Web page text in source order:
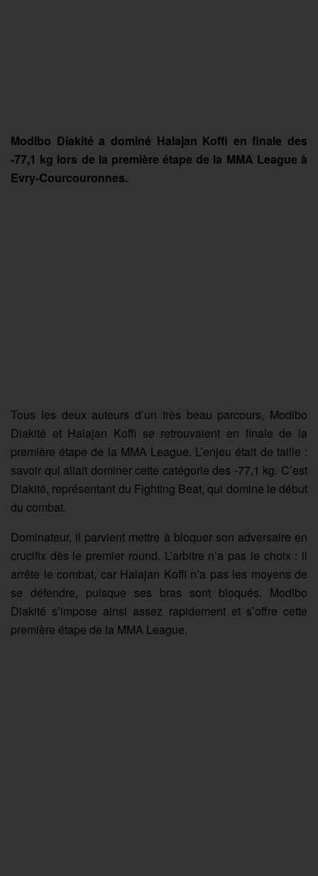
Modibo Diakité a dominé Halajan Koffi en finale des
-77,1 kg lors de la première étape de la MMA League à
Evry-Courcouronnes.
Tous les deux auteurs d’un très beau parcours, Modibo
Diakité et Halajan Koffi se retrouvaient en finale de la
première étape de la MMA League. L’enjeu était de taille :
savoir qui allait dominer cette catégorie des -77,1 kg. C’est
Diakité, représentant du Fighting Beat, qui domine le début
du combat.
Dominateur, il parvient mettre à bloquer son adversaire en
crucifix dès le premier round. L’arbitre n’a pas le choix : il
arrête le combat, car Halajan Koffi n’a pas les moyens de
se défendre, puisque ses bras sont bloqués. Modibo
Diakité s’impose ainsi assez rapidement et s’offre cette
première étape de la MMA League.